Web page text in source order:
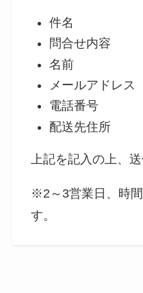
件名
問合せ内容
名前
メールアドレス
電話番号
配送先住所
上記を記入の上、
※2～3営業日、時
す。